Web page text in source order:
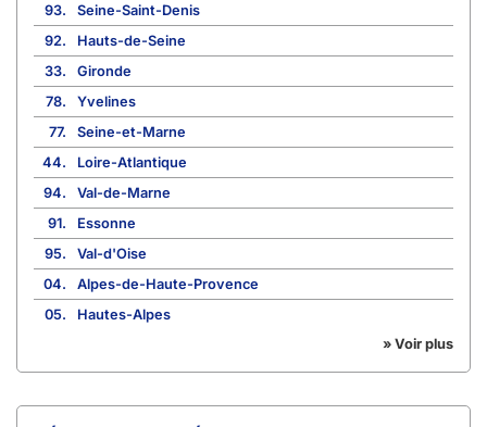
93.
Seine-Saint-Denis
92.
Hauts-de-Seine
33.
Gironde
78.
Yvelines
77.
Seine-et-Marne
44.
Loire-Atlantique
94.
Val-de-Marne
91.
Essonne
95.
Val-d'Oise
04.
Alpes-de-Haute-Provence
05.
Hautes-Alpes
» Voir plus